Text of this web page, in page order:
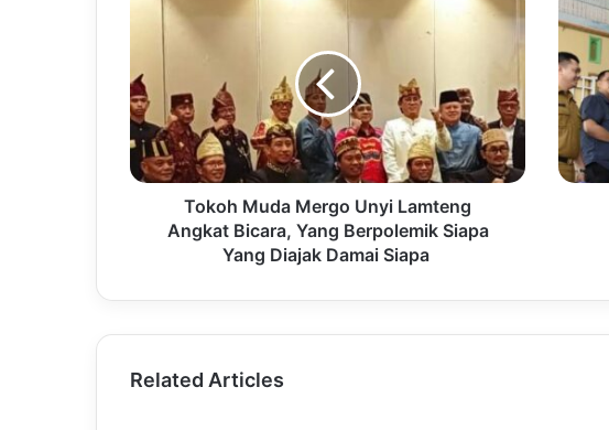
Tokoh Muda Mergo Unyi Lamteng
Angkat Bicara, Yang Berpolemik Siapa
Yang Diajak Damai Siapa
Related Articles